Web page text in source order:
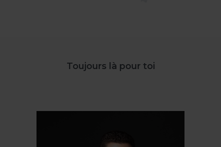
Toujours là pour toi